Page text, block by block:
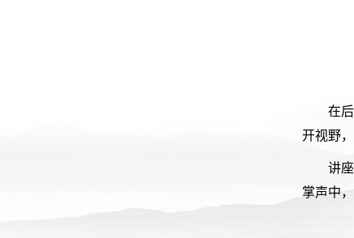
在
开视野
讲
掌声中